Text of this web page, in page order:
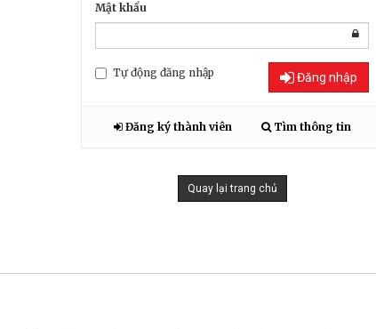
Mật khẩu
Tự động đăng nhập Đăng nhập
Đăng ký thành viên Tìm thông tin
Quay lại trang chủ